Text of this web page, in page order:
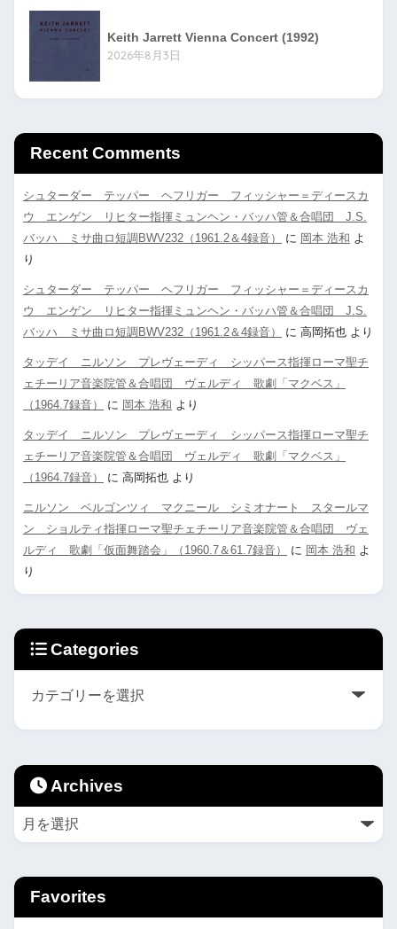
Keith Jarrett Vienna Concert (1992)
2026年8月3日
Recent Comments
シュターダー テッパー ヘフリガー フィッシャー＝ディースカ
ウ エンゲン リヒター指揮ミュンヘン・バッハ管＆合唱団 J.S.
バッハ ミサ曲ロ短調BWV232（1961.2＆4録音）
に 岡本 浩和 よ
り
シュターダー テッパー ヘフリガー フィッシャー＝ディースカ
ウ エンゲン リヒター指揮ミュンヘン・バッハ管＆合唱団 J.S.
バッハ ミサ曲ロ短調BWV232（1961.2＆4録音）
に 高岡拓也 より
タッデイ ニルソン プレヴェーディ シッパース指揮ローマ聖チ
ェチーリア音楽院管＆合唱団 ヴェルディ 歌劇「マクベス」
（1964.7録音）
に 岡本 浩和 より
タッデイ ニルソン プレヴェーディ シッパース指揮ローマ聖チ
ェチーリア音楽院管＆合唱団 ヴェルディ 歌劇「マクベス」
（1964.7録音）
に 高岡拓也 より
ニルソン ベルゴンツィ マクニール シミオナート スタールマ
ン ショルティ指揮ローマ聖チェチーリア音楽院管＆合唱団 ヴェ
ルディ 歌劇「仮面舞踏会」（1960.7＆61.7録音）
に 岡本 浩和 よ
り
Categories
Archives
Favorites